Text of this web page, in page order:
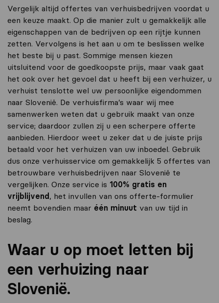
Vergelijk altijd offertes van verhuisbedrijven voordat u
een keuze maakt. Op die manier zult u gemakkelijk alle
eigenschappen van de bedrijven op een rijtje kunnen
zetten. Vervolgens is het aan u om te beslissen welke
het beste bij u past. Sommige mensen kiezen
uitsluitend voor de goedkoopste prijs, maar vaak gaat
het ook over het gevoel dat u heeft bij een verhuizer, u
verhuist tenslotte wel uw persoonlijke eigendommen
naar Slovenië. De verhuisfirma’s waar wij mee
samenwerken weten dat u gebruik maakt van onze
service; daardoor zullen zij u een scherpere offerte
aanbieden. Hierdoor weet u zeker dat u de juiste prijs
betaald voor het verhuizen van uw inboedel. Gebruik
dus onze verhuisservice om gemakkelijk 5 offertes van
betrouwbare verhuisbedrijven naar Slovenië te
vergelijken. Onze service is 100% gratis en
vrijblijvend , het invullen van ons offerte-formulier
neemt bovendien maar één minuut van uw tijd in
beslag.
Waar u op moet letten bij
een verhuizing naar
Slovenië.